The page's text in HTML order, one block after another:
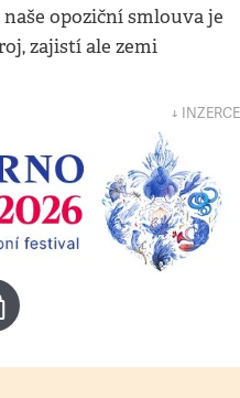
opoziční smlouva je
zajistí ale zemi
↓ INZERCE